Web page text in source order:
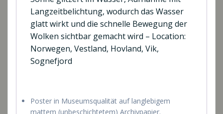
Langzeitbelichtung, wodurch das Wasser
glatt wirkt und die schnelle Bewegung der
Wolken sichtbar gemacht wird – Location:
Norwegen, Vestland, Hovland, Vik,
Sognefjord
Poster in Museumsqualität auf langlebigem
mattem (unbeschichtetem) Archivpapier.